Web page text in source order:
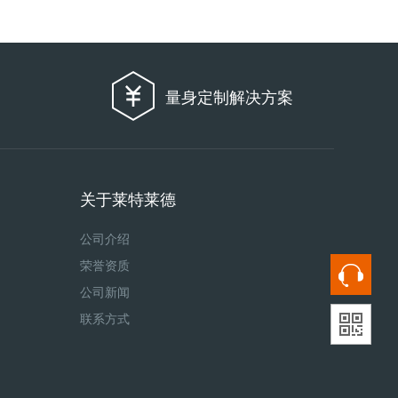
量身定制解决方案
关于莱特莱德
公司介绍
荣誉资质
公司新闻
联系方式